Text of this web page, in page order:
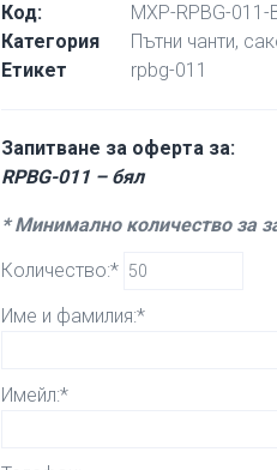
Код:
MXP-RPBG-011-
Категория
Пътни чанти,
Етикет
rpbg-011
Запитване за оферта за:
RPBG-011 – бял
* Минимално количество за
Количество:*
Име и фамилия:*
Имейл:*